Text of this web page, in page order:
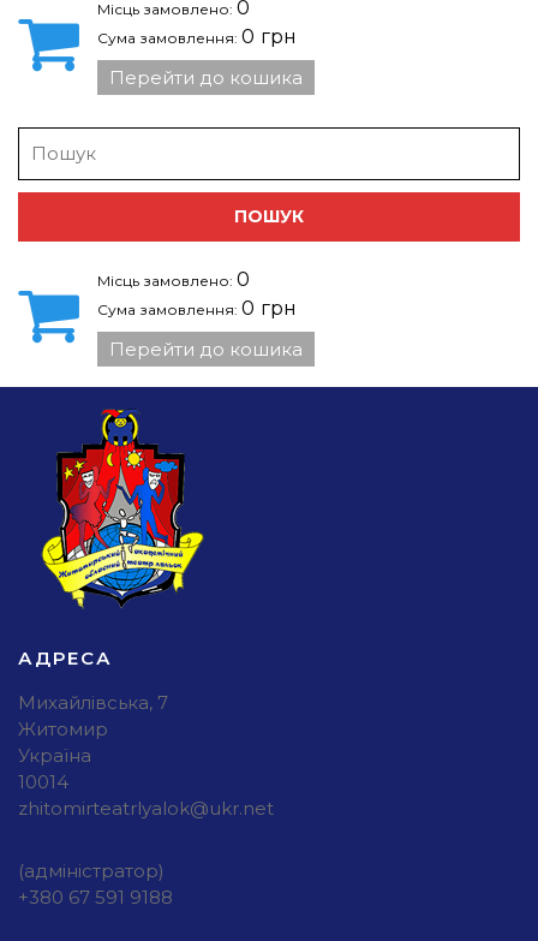
Місць замовлено: 0
Сума замовлення: 0 грн
Перейти до кошика
for:
Місць замовлено: 0
Сума замовлення: 0 грн
Перейти до кошика
АДРЕСА
Михайлівська, 7
Житомир
Україна
10014
zhitomirteatrlyalok@ukr.net
(адміністратор)
+380 67 591 9188